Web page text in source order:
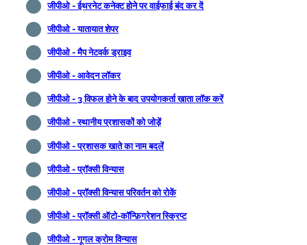
जीपीओ - ईथरनेट कनेक्ट होने पर वाईफाई बंद कर दें
जीपीओ - यातायात शेपर
जीपीओ - मैप नेटवर्क ड्राइव
जीपीओ - आवेदन लॉकर
जीपीओ - 3 विफल होने के बाद उपयोगकर्ता खाता लॉक करें
जीपीओ - स्थानीय प्रशासकों को जोड़ें
जीपीओ - प्रशासक खाते का नाम बदलें
जीपीओ - प्रॉक्सी विन्यास
जीपीओ - प्रॉक्सी विन्यास परिवर्तन को रोकें
जीपीओ - प्रॉक्सी ऑटो-कॉन्फ़िगरेशन स्क्रिप्ट
जीपीओ - गूगल क्रोम विन्यास